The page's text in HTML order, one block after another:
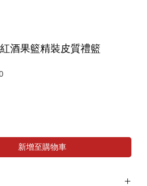
酒果籃精裝皮質禮籃
價
新增至購物車